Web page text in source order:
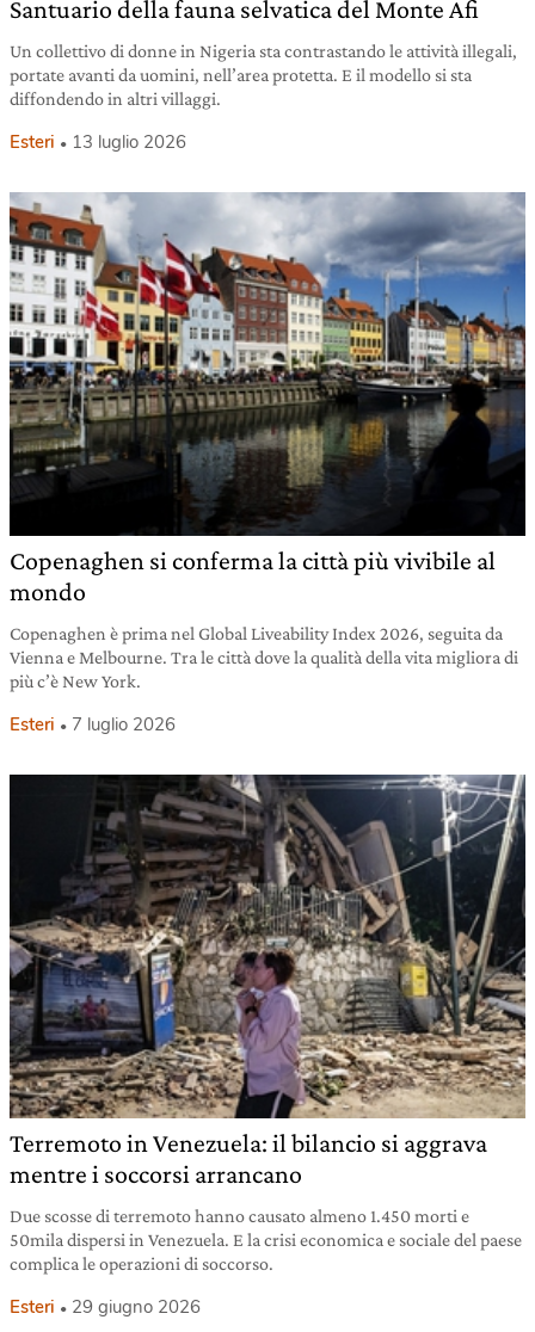
Santuario della fauna selvatica del Monte Afi
Un collettivo di donne in Nigeria sta contrastando le attività illegali,
portate avanti da uomini, nell’area protetta. E il modello si sta
diffondendo in altri villaggi.
Esteri 13 luglio 2026
Copenaghen si conferma la città più vivibile al
mondo
Copenaghen è prima nel Global Liveability Index 2026, seguita da
Vienna e Melbourne. Tra le città dove la qualità della vita migliora di
più c’è New York.
Esteri 7 luglio 2026
Terremoto in Venezuela: il bilancio si aggrava
mentre i soccorsi arrancano
Due scosse di terremoto hanno causato almeno 1.450 morti e
50mila dispersi in Venezuela. E la crisi economica e sociale del paese
complica le operazioni di soccorso.
Esteri 29 giugno 2026